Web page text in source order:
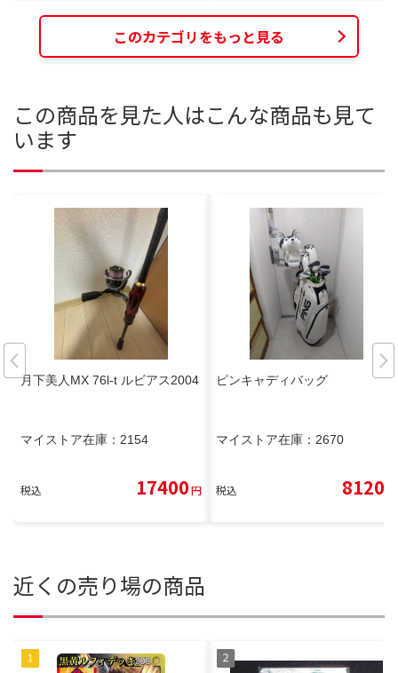
このカテゴリをもっと見る
この商品を見た人はこんな商品も見て
います
月下美人MX 76l-t ルビアス2004
マイストア在庫： 2154
税込 17400円
ピンキャディバッグ
マイストア在庫： 2670
税込 8120
近くの売り場の商品